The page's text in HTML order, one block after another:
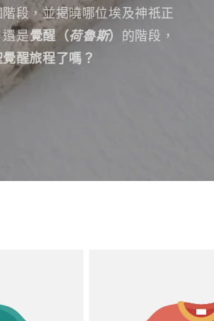
段，並揭曉哪位埃及神祇正
還是覺醒（荷魯斯） 的階段，
醒旅程了嗎？